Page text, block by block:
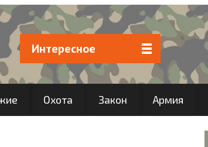
Интересное
Охота Закон Армия